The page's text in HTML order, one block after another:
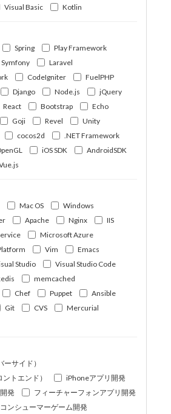
Visual Basic Kotlin
Spring
Play Framework
Symfony
Laravel
CodeIgniter
FuelPHP
Django Node.js
jQuery
React Bootstrap
Echo
Goji Revel
Unity
cocos2d
.NET Framework
iOS SDK
AndroidSDK
Mac OS
Windows
Apache Nginx
IIS
Microsoft Azure
Vim
Emacs
Studio
Visual Studio Code
memcached
Chef Puppet
Ansible
Git CVS
Mercurial
サイド）
トエンド）
iPhoneアプリ開発
発
フィーチャーフォンアプリ開発
コンシューマーゲーム開発